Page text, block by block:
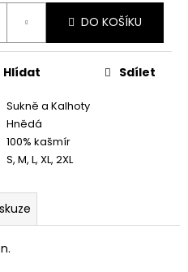
DO KOŠÍKU
Sukně a Kalhoty
Hnědá
100% kašmír
S, M, L, XL, 2XL
Hlídat Sdílet